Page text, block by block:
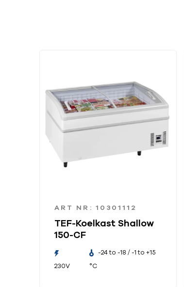
ART NR: 10301112
TEF-Koelkast Shallow
150-CF
230V
-24 to -18 / -1 to +15
°C